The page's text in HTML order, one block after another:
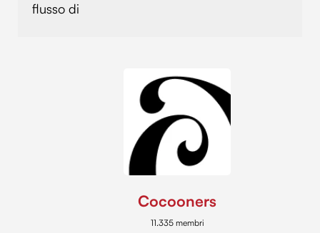
flusso di
Cocooners
11.335 membri